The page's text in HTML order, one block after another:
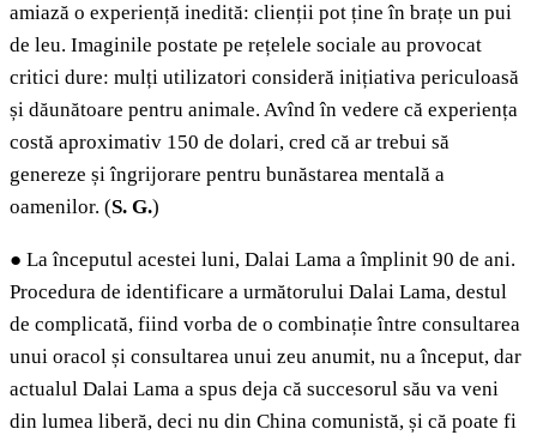
amiază o experiență inedită: clienții pot ține în brațe un pui
de leu. Imaginile postate pe rețelele sociale au provocat
critici dure: mulți utilizatori consideră inițiativa periculoasă
și dăunătoare pentru animale. Avînd în vedere că experiența
costă aproximativ 150 de dolari, cred că ar trebui să
genereze și îngrijorare pentru bunăstarea mentală a
oamenilor. (S. G.)
● La începutul acestei luni, Dalai Lama a împlinit 90 de ani.
Procedura de identificare a următorului Dalai Lama, destul
de complicată, fiind vorba de o combinație între consultarea
unui oracol și consultarea unui zeu anumit, nu a început, dar
actualul Dalai Lama a spus deja că succesorul său va veni
din lumea liberă, deci nu din China comunistă, și că poate fi